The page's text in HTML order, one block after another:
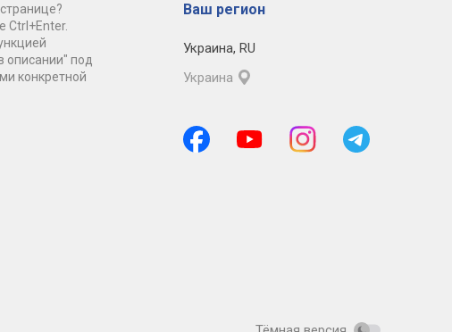
Ctrl+Enter.
описании" под
конкретной
Ваш регион
Украина, RU
Украина